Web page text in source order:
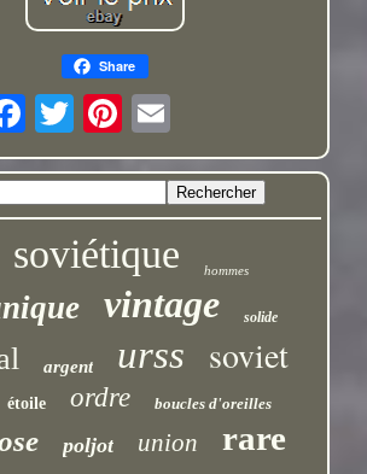
Share
soviétique hommes
vintage solide
argent urss soviet
étoile ordre boucles d'oreilles
poljot union rare